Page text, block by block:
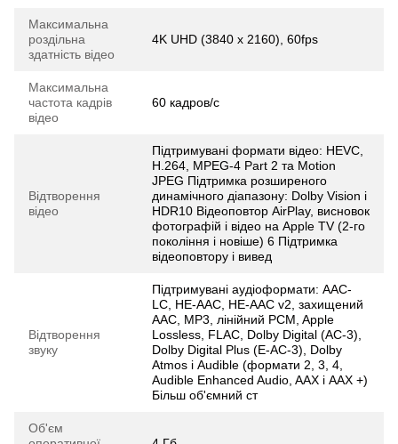
Максимальна
роздільна
здатність відео
4K UHD (3840 x 2160), 60fps
Максимальна
частота кадрів
відео
60 кадров/с
Відтворення
відео
Підтримувані формати відео: HEVC,
H.264, MPEG-4 Part 2 та Motion
JPEG Підтримка розширеного
динамічного діапазону: Dolby Vision і
HDR10 Відеоповтор AirPlay, висновок
фотографій і відео на Apple TV (2-го
покоління і новіше) 6 Підтримка
відеоповтору і вивед
Відтворення
звуку
Підтримувані аудіоформати: AAC-
LC, HE-AAC, HE-AAC v2, захищений
AAC, MP3, лінійний PCM, Apple
Lossless, FLAC, Dolby Digital (AC-3),
Dolby Digital Plus (E-AC-3), Dolby
Atmos і Audible (формати 2, 3, 4,
Audible Enhanced Audio, AAX і AAX +)
Більш об'ємний ст
Об'єм